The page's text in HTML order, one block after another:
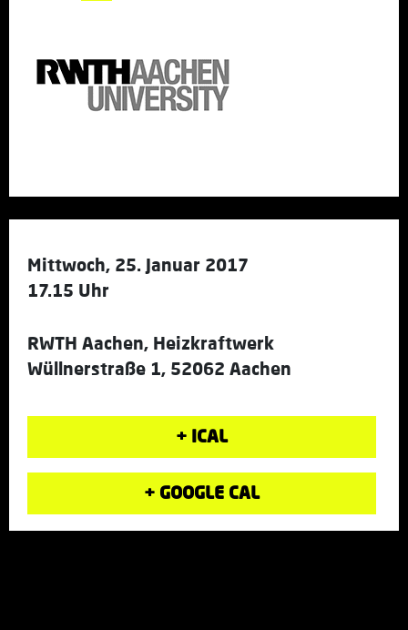
Mittwoch, 25. Januar 2017
17.15 Uhr
RWTH Aachen, Heizkraftwerk
Wüllnerstraße 1, 52062 Aachen
+ ICAL
+ GOOGLE CAL